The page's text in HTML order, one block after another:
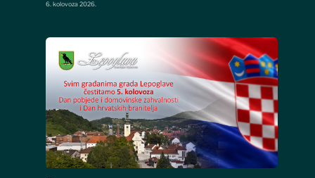
6. kolovoza 2026.